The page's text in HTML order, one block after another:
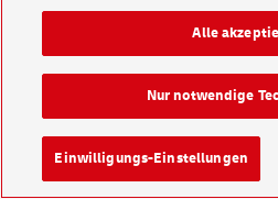
Einwilligungs-Einstellungen
Nur notwendige
Alle